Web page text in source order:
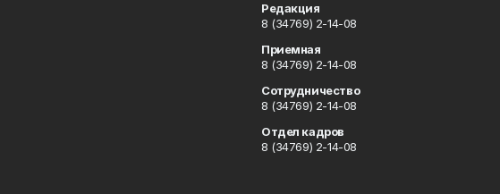
Редакция
8 (34769) 2-14-08
Приемная
8 (34769) 2-14-08
Сотрудничество
8 (34769) 2-14-08
Отдел кадров
8 (34769) 2-14-08